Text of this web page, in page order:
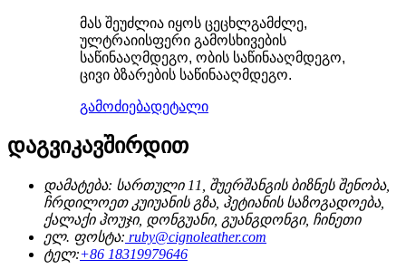
მას შეუძლია იყოს ცეცხლგამძლე,
ულტრაიისფერი გამოსხივების
საწინააღმდეგო, ობის საწინააღმდეგო,
ცივი ბზარების საწინააღმდეგო.
გამოძიებადეტალი
დაგვიკავშირდით
დამატება: სართული 11, შუერშანგის ბიზნეს შენობა,
ჩრდილოეთ კუიუანის გზა, ჰეტიანის საზოგადოება,
ქალაქი ჰოუჯი, დონგუანი, გუანგდონგი, ჩინეთი
ელ. ფოსტა: ruby@cignoleather.com
ტელ:+86 18319979646